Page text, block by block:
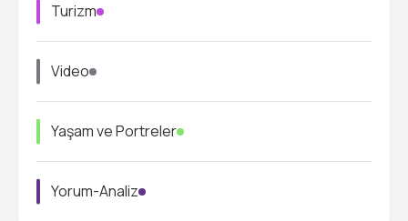
Turizm
Video
Yaşam ve Portreler
Yorum-Analiz